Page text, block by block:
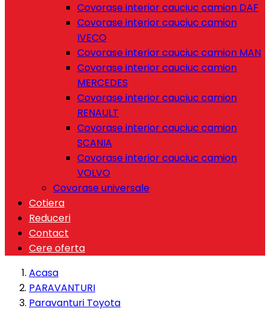
Covorase interior cauciuc camion DAF
Covorase interior cauciuc camion
IVECO
Covorase interior cauciuc camion MAN
Covorase interior cauciuc camion
MERCEDES
Covorase interior cauciuc camion
RENAULT
Covorase interior cauciuc camion
SCANIA
Covorase interior cauciuc camion
VOLVO
Covorase universale
Cotiera
Reduceri
Contact
Cere oferta
Acasa
PARAVANTURI
Paravanturi Toyota